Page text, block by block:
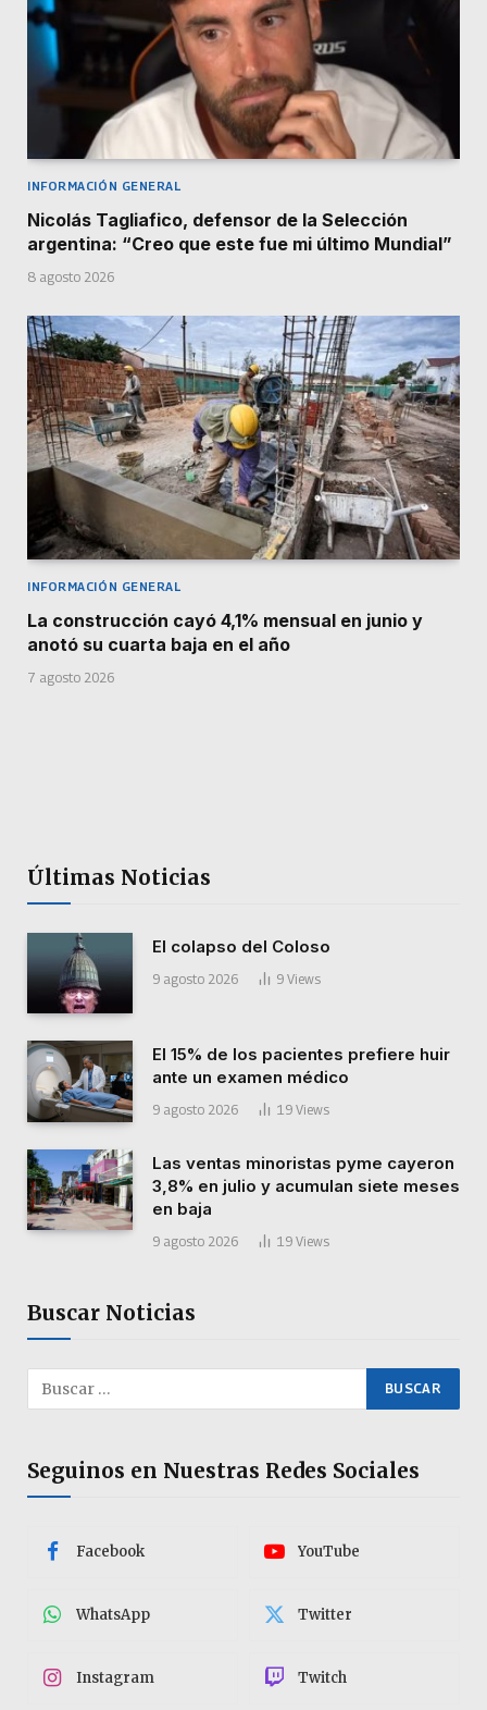
INFORMACIÓN GENERAL
Nicolás Tagliafico, defensor de la Selección
argentina: “Creo que este fue mi último Mundial”
8 agosto 2026
INFORMACIÓN GENERAL
La construcción cayó 4,1% mensual en junio y
anotó su cuarta baja en el año
7 agosto 2026
Últimas Noticias
El colapso del Coloso
9 agosto 2026 9 Views
El 15% de los pacientes prefiere huir
ante un examen médico
9 agosto 2026 19 Views
Las ventas minoristas pyme cayeron
3,8% en julio y acumulan siete meses
en baja
9 agosto 2026 19 Views
Buscar Noticias
Seguinos en Nuestras Redes Sociales
Facebook YouTube
WhatsApp Twitter
Instagram Twitch